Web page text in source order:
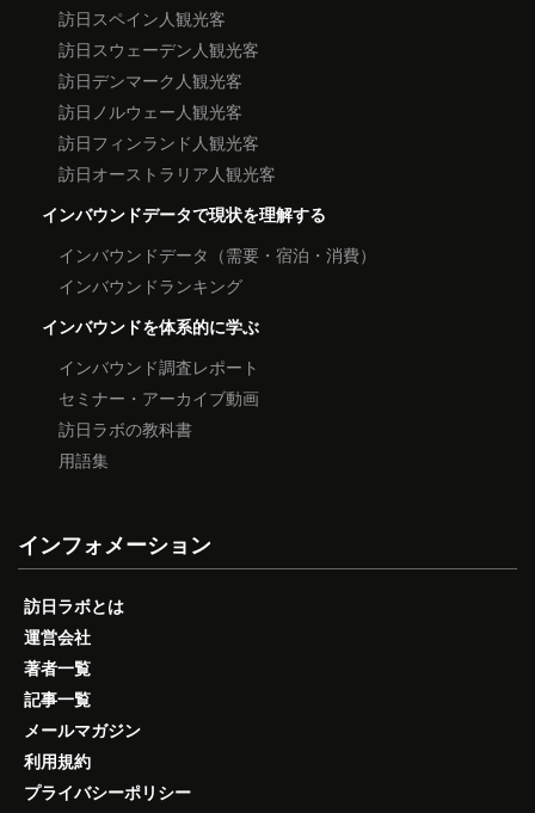
訪日スペイン人観光客
訪日スウェーデン人観光客
訪日デンマーク人観光客
訪日ノルウェー人観光客
訪日フィンランド人観光客
訪日オーストラリア人観光客
インバウンドデータで現状を理解する
インバウンドデータ（需要・宿泊・消費）
インバウンドランキング
インバウンドを体系的に学ぶ
インバウンド調査レポート
セミナー・アーカイブ動画
訪日ラボの教科書
用語集
インフォメーション
訪日ラボとは
運営会社
著者一覧
記事一覧
メールマガジン
利用規約
プライバシーポリシー